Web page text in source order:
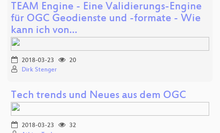
TEAM Engine - Eine Validierungs-Engine
für OGC Geodienste und -formate - Wie
kann ich von…
2018-03-23
20
Dirk Stenger
Tech trends und Neues aus dem OGC
2018-03-23
32